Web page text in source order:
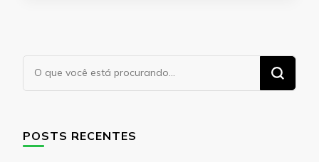
Procurando
algo?
POSTS RECENTES